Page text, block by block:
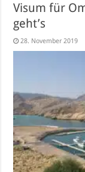
Visum für
geht’s
28. November 2019